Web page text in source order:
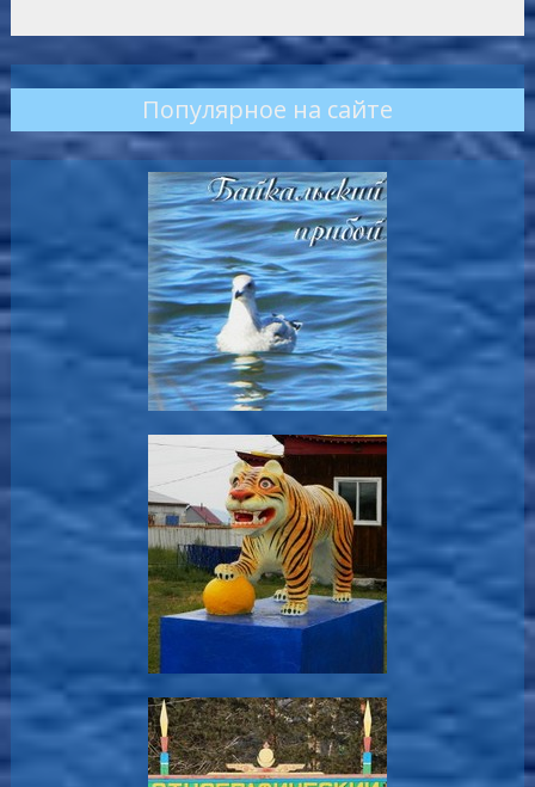
Популярное на сайте